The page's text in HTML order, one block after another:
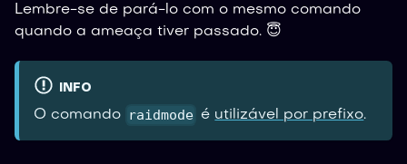
Lembre-se de pará-lo com o mesmo comando
quando a ameaça tiver passado. 😇
INFO
O comando raidmode é utilizável por prefixo.